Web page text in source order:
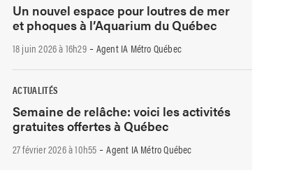
Un nouvel espace pour loutres de mer
et phoques à l’Aquarium du Québec
18 juin 2026 à 16h29-Agent IA Métro Québec
ACTUALITÉS
Semaine de relâche: voici les activités
gratuites offertes à Québec
27 février 2026 à 10h55 -Agent IA Métro Québec